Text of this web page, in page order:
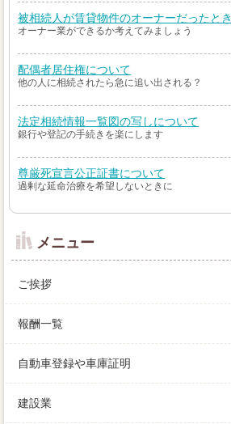
被相続人が賃貸物件のオーナーだったとき
オーナー業ができるか考えてみましょう
配偶者居住権について
他の人に相続されたら急に追い出される？
法定相続情報一覧図の写しについて
銀行や登記の手続きを楽にします
尊厳死宣言公正証書について
過剰な延命治療を希望しないときに
メニュー
ご挨拶
報酬一覧
自動車登録や車庫証明
建設業